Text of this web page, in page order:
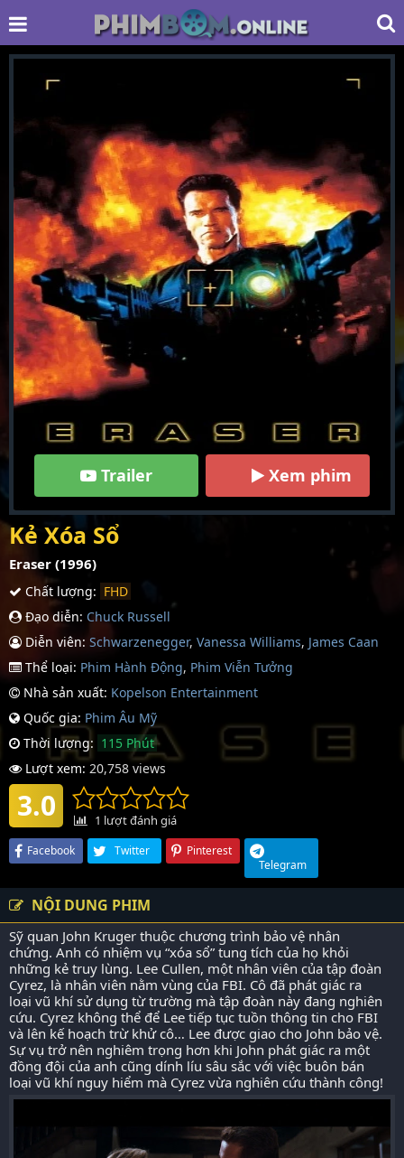
Trailer Xem phim
Kẻ Xóa Sổ
Eraser (1996)
Chất lượng: FHD
Đạo diễn: Chuck Russell
Diễn viên: Schwarzenegger, Vanessa Williams, James Caan
Thể loại: Phim Hành Động, Phim Viễn Tưởng
Nhà sản xuất: Kopelson Entertainment
Quốc gia: Phim Âu Mỹ
Thời lượng: 115 Phút
Lượt xem: 20,758 views
3.0 1 lượt đánh giá
Facebook Twitter
Pinterest
Telegram
NỘI DUNG PHIM
Sỹ quan John Kruger thuộc chương trình bảo vệ nhân
chứng. Anh có nhiệm vụ “xóa sổ” tung tích của họ khỏi
những kẻ truy lùng. Lee Cullen, một nhân viên của tập đoàn
Cyrez, là nhân viên nằm vùng của FBI. Cô đã phát giác ra
loại vũ khí sử dụng từ trường mà tập đoàn này đang nghiên
cứu. Cyrez không thể để Lee tiếp tục tuồn thông tin cho FBI
và lên kế hoạch trừ khử cô… Lee được giao cho John bảo vệ.
Sự vụ trở nên nghiêm trọng hơn khi John phát giác ra một
đồng đội của anh cũng dính líu sâu sắc với việc buôn bán
loại vũ khí nguy hiểm mà Cyrez vừa nghiên cứu thành công!